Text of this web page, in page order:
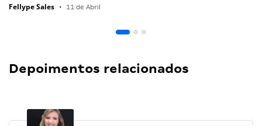
Fellype Sales • 11 de Abril
Depoimentos relacionados